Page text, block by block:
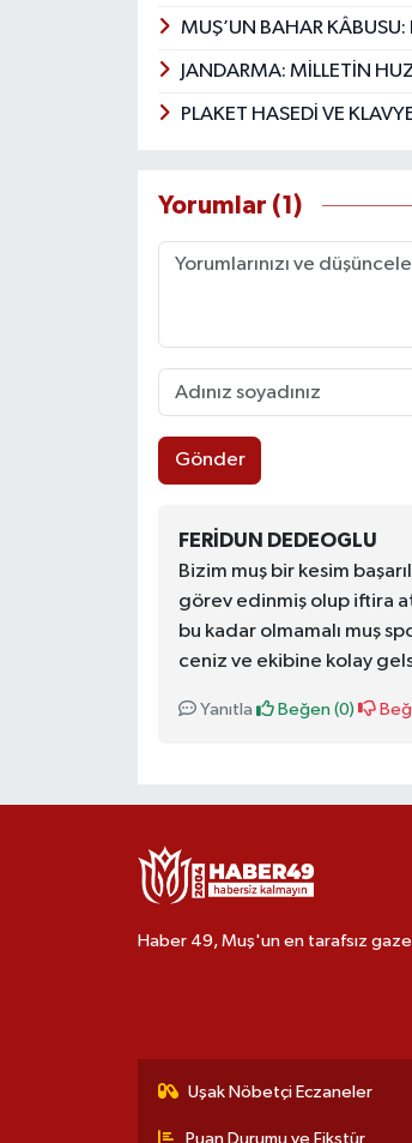
MUŞ’UN BAHAR KÂBUSU:
JANDARMA: MİLLETİN
PLAKET HASEDİ VE
Yorumlar (1)
Gönder
FERIDUN DEDEOGLU
Bizim muş bir kesim
görev edinmiş olup iftira
bu kadar olmamalı muş
ceniz ve ekibine kolay
Yanıtla Beğen (0)
Haber 49, Muş'un en tarafsız
Uşak Nöbetçi Eczaneler
Puan Durumu ve Fikstür